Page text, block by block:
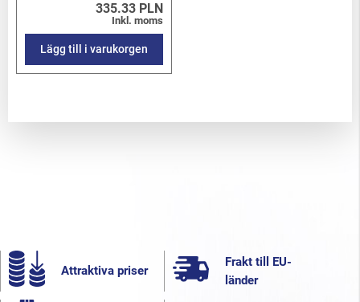
335.33 PLN
Inkl. moms
Lägg till i varukorgen
Attraktiva priser
Frakt till EU-
länder